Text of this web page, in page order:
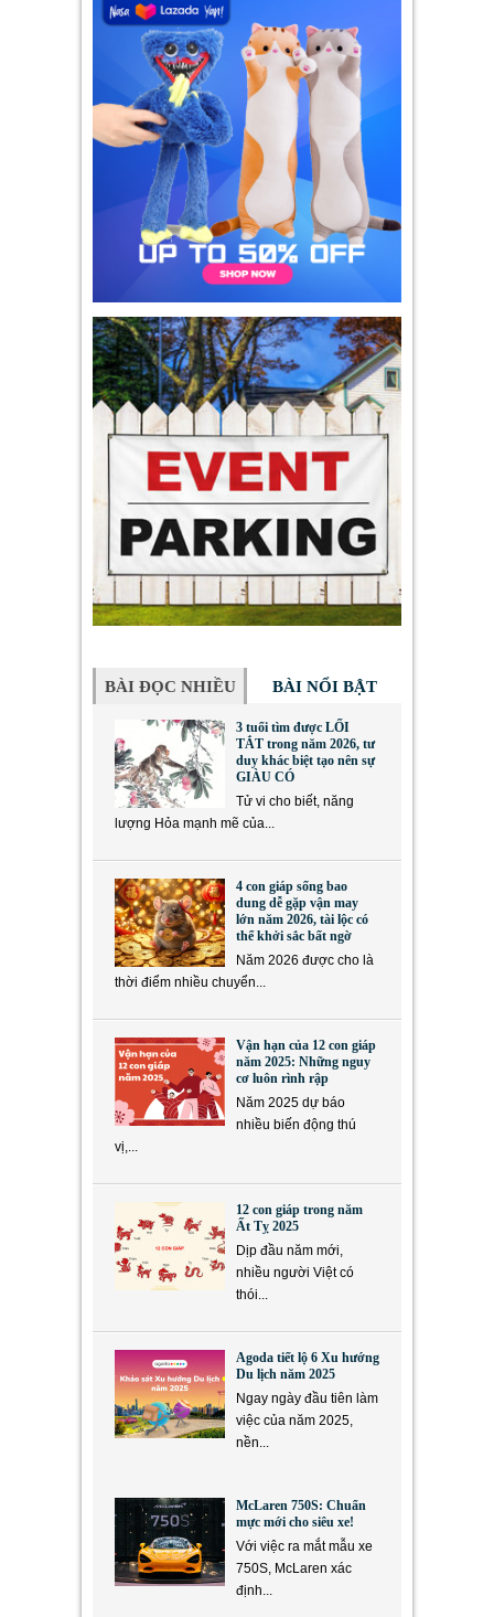
BÀI ĐỌC NHIỀU BÀI NỔI BẬT
3 tuổi tìm được LỐI
TẮT trong năm 2026, tư
duy khác biệt tạo nên sự
GIÀU CÓ
Tử vi cho biết, năng
lượng Hỏa mạnh mẽ của...
4 con giáp sống bao
dung dễ gặp vận may
lớn năm 2026, tài lộc có
thể khởi sắc bất ngờ
Năm 2026 được cho là
thời điểm nhiều chuyển...
Vận hạn của 12 con giáp
năm 2025: Những nguy
cơ luôn rình rập
Năm 2025 dự báo
nhiều biến động thú
vị,...
12 con giáp trong năm
Ất Tỵ 2025
Dịp đầu năm mới,
nhiều người Việt có
thói...
Agoda tiết lộ 6 Xu hướng
Du lịch năm 2025
Ngay ngày đầu tiên làm
việc của năm 2025,
nền...
McLaren 750S: Chuẩn
mực mới cho siêu xe!
Với việc ra mắt mẫu xe
750S, McLaren xác
định...